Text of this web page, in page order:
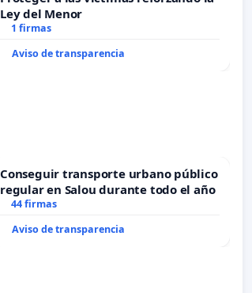
Ley del Menor
1 firmas
Aviso de transparencia
Conseguir transporte urbano público
regular en Salou durante todo el año
44 firmas
Aviso de transparencia